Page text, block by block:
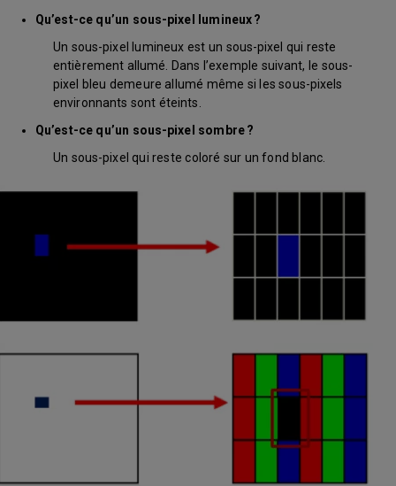
Qu’est-ce qu’un sous-pixel lumineux ?
Un sous-pixel lumineux est un sous-pixel qui reste
entièrement allumé. Dans l’exemple suivant, le sous-
pixel bleu demeure allumé même si les sous-pixels
environnants sont éteints.
Qu’est-ce qu’un sous-pixel sombre ?
Un sous-pixel qui reste coloré sur un fond blanc.